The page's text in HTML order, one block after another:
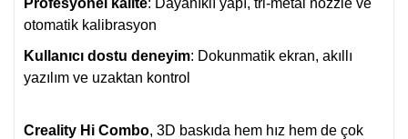
Profesyonel kalite: Dayanıklı yapı, tri-metal nozzle ve
otomatik kalibrasyon
Kullanıcı dostu deneyim: Dokunmatik ekran, akıllı
yazılım ve uzaktan kontrol
Creality Hi Combo, 3D baskıda hem hız hem de çok